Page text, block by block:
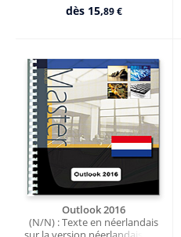
logiciel
dès 15,89 €
Outlook 2016
(N/N) : Texte en néerlandais